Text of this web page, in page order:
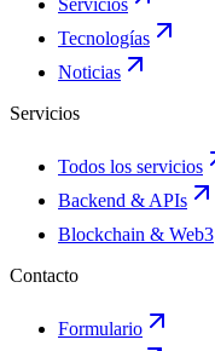
Servicios
Tecnologías
Noticias
Servicios
Todos los servicios
Backend & APIs
Blockchain & Web3
Contacto
Formulario